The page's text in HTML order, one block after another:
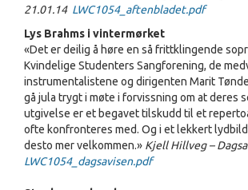
21.01.14 LWC1054_aftenbladet.pdf
Lys Brahms i vintermørket
«Det er deilig å høre en så frittklingende
Kvindelige Studenters Sangforening, de
instrumentalistene og dirigenten Marit
gå jula trygt i møte i forvissning om at deres
utgivelse er et begavet tilskudd til et
ofte konfronteres med. Og i et lekkert
desto mer velkommen.» Kjell Hillveg –
LWC1054_dagsavisen.pdf